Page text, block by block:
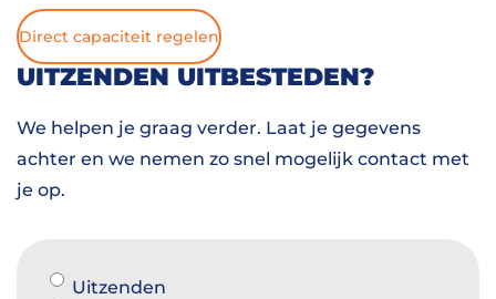
Direct capaciteit regelen
UITZENDEN UITBESTEDEN?
We helpen je graag verder. Laat je gegevens
achter en we nemen zo snel mogelijk contact met
je op.
Uitzenden